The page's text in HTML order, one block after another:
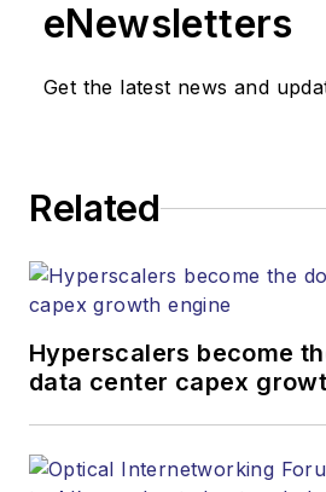
eNewsletters
Get the latest news and
Related
Hyperscalers become
data center capex